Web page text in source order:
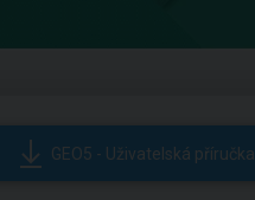
GEO5 - Uživatelská příručka